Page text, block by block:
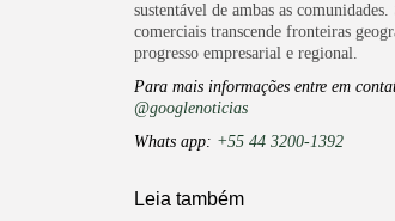
sustentável de ambas as
comerciais transcende fronteiras
progresso empresarial e regional.
Para mais informações entre em
@googlenoticias
Whats app: +55 44 3200-1392
Leia também